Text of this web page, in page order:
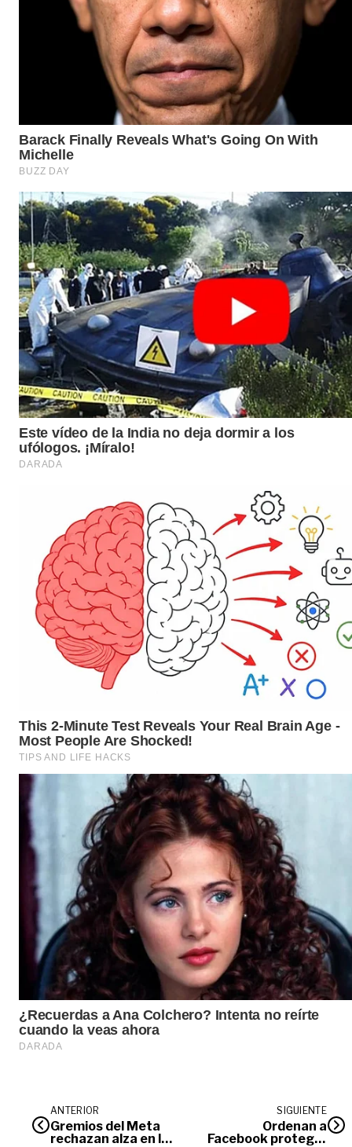
ANTERIOR
Gremios del Meta
rechazan alza en los
SIGUIENTE
Ordenan a
Facebook proteger